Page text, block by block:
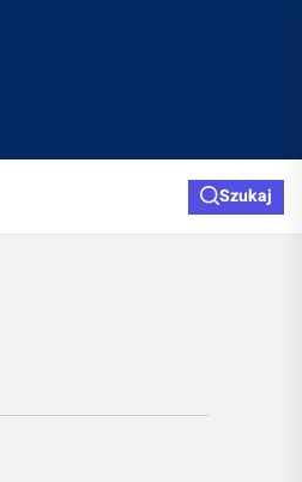
Szukaj